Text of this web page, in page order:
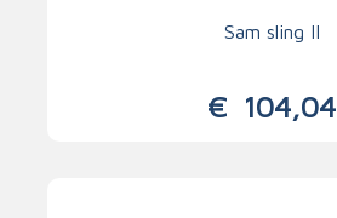
Sam sling II
€ 104,04